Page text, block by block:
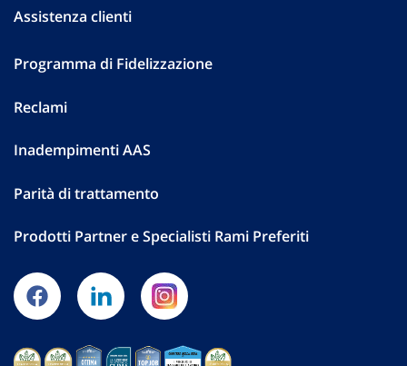
Assistenza clienti
Programma di Fidelizzazione
Reclami
Inadempimenti AAS
Parità di trattamento
Prodotti Partner e Specialisti Rami Preferiti